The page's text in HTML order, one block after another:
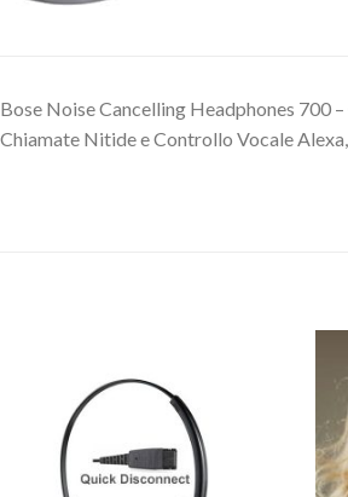
Bose Noise Cancelling Headphones
Chiamate Nitide e Controllo Vocale